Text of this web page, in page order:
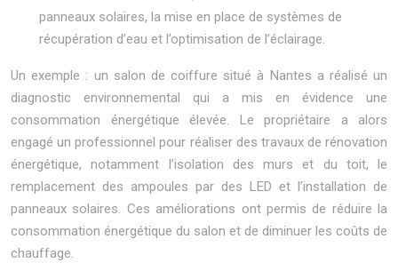
panneaux solaires, la mise en place de systèmes de
récupération d’eau et l’optimisation de l’éclairage.
Un exemple : un salon de coiffure situé à Nantes a réalisé un
diagnostic environnemental qui a mis en évidence une
consommation énergétique élevée. Le propriétaire a alors
engagé un professionnel pour réaliser des travaux de rénovation
énergétique, notamment l’isolation des murs et du toit, le
remplacement des ampoules par des LED et l’installation de
panneaux solaires. Ces améliorations ont permis de réduire la
consommation énergétique du salon et de diminuer les coûts de
chauffage.